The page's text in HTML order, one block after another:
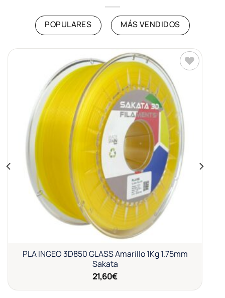
POPULARES MÁS VENDIDOS
lista de
deseos
PLA INGEO 3D850 GLASS Amarillo 1Kg 1.75mm
Sakata
21,60€